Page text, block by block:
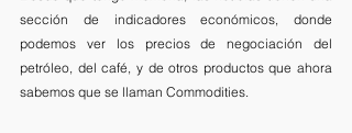
sección de indicadores económicos, donde
podemos ver los precios de negociación del
petróleo, del café, y de otros productos que ahora
sabemos que se llaman Commodities.